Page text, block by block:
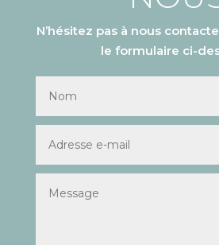
N’hésitez pas à nous
le formulaire ci-